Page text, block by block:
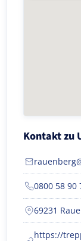
Kontakt zu
0800 58 90
69231
https://